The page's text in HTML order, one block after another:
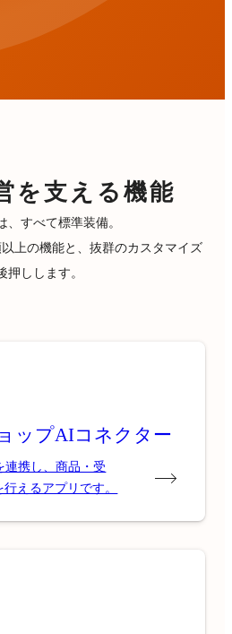
を支える機能
、すべて標準装備。
上の機能と、抜群のカスタマイズ
押しします。
ップAIコネクター
連携し、商品・受
えるアプリです。